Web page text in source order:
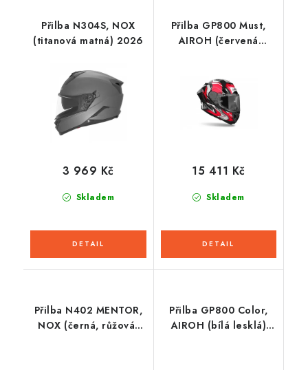
Přilba N304S, NOX
(titanová matná) 2026
Skladem
3 969 Kč
Přilba GP800 Must,
AIROH (červená
Skladem
15 411 Kč
Přilba N402 MENTOR,
NOX (černá, růžová)
Přilba GP800 Color,
AIROH (bílá lesklá)